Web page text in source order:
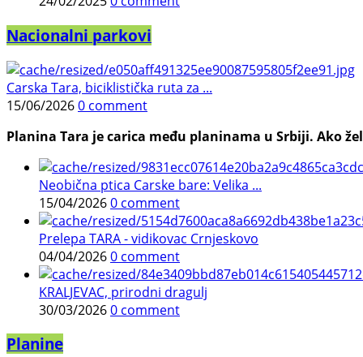
Nacionalni parkovi
Carska Tara, biciklistička ruta za ...
15/06/20260 comment
Planina Tara je carica među planinama u Srbiji. Ako
Neobična ptica Carske bare: Velika ...
15/04/20260 comment
Prelepa TARA - vidikovac Crnjeskovo
04/04/20260 comment
KRALJEVAC, prirodni dragulj
30/03/20260 comment
Planine